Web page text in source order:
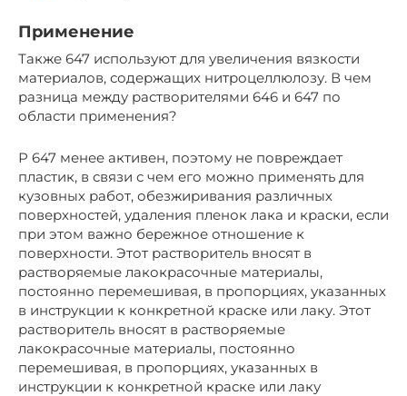
Применение
Также 647 используют для увеличения вязкости
материалов, содержащих нитроцеллюлозу. В чем
разница между растворителями 646 и 647 по
области применения?
Р 647 менее активен, поэтому не повреждает
пластик, в связи с чем его можно применять для
кузовных работ, обезжиривания различных
поверхностей, удаления пленок лака и краски, если
при этом важно бережное отношение к
поверхности. Этот растворитель вносят в
растворяемые лакокрасочные материалы,
постоянно перемешивая, в пропорциях, указанных
в инструкции к конкретной краске или лаку. Этот
растворитель вносят в растворяемые
лакокрасочные материалы, постоянно
перемешивая, в пропорциях, указанных в
инструкции к конкретной краске или лаку